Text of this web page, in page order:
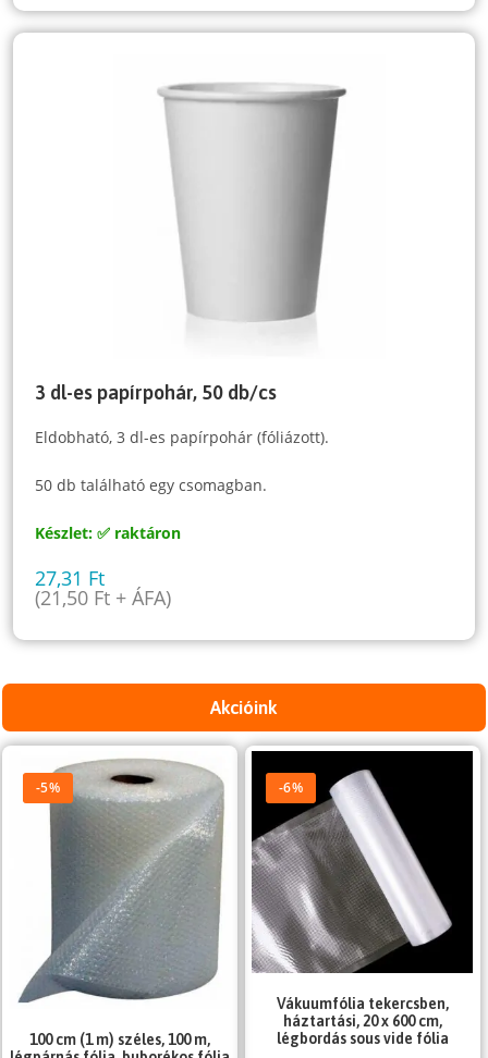
3 dl-es papírpohár, 50 db/cs
Eldobható, 3 dl-es papírpohár (fóliázott).
50 db található egy csomagban.
Készlet: ✅ raktáron
27,31 Ft
(21,50 Ft + ÁFA)
Akcióink
-5%
100 cm (1 m) széles, 100 m,
-6%
Vákuumfólia tekercsben,
háztartási, 20 x 600 cm,
légbordás sous vide fólia